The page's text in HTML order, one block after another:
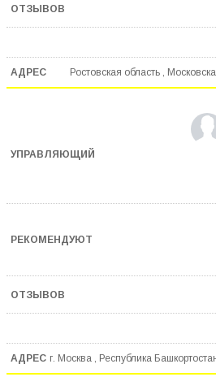
Ростовская область ,
г. Москва , Республика